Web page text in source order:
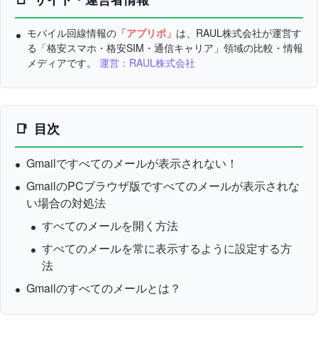
モバイル回線情報の 「アプリポ」 は、RAUL株式会社が運営す
る「格安スマホ・格安SIM・通信キャリア」領域の比較・情報
メディアです。 運営：RAUL株式会社
目次
Gmailですべてのメールが表示されない！
GmailのPCブラウザ版ですべてのメールが表示されな
い場合の対処法
すべてのメールを開く方法
すべてのメールを常に表示するように設定する方
法
Gmailのすべてのメールとは？